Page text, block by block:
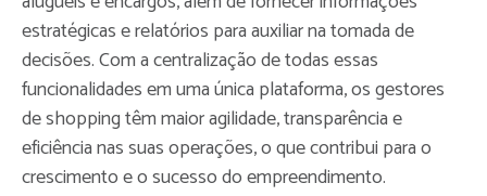
estratégicas e relatórios para auxiliar na tomada de
decisões. Com a centralização de todas essas
funcionalidades em uma única plataforma, os gestores
de shopping têm maior agilidade, transparência e
eficiência nas suas operações, o que contribui para o
crescimento e o sucesso do empreendimento.